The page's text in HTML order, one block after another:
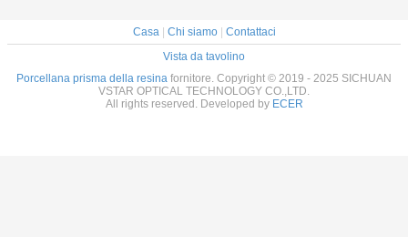
Casa| Chi siamo| Contattaci
Vista da tavolino
Porcellana prisma della resina fornitore. Copyright © 2019 - 2025 SICHUAN
VSTAR OPTICAL TECHNOLOGY CO.,LTD.
All rights reserved. Developed by ECER